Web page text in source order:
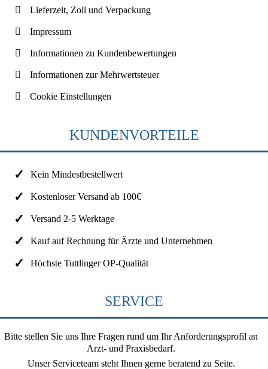
Lieferzeit, Zoll und Verpackung
Impressum
Informationen zu Kundenbewertungen
Informationen zur Mehrwertsteuer
Cookie Einstellungen
KUNDENVORTEILE
Kein Mindestbestellwert
Kostenloser Versand ab 100€
Versand 2-5 Werktage
Kauf auf Rechnung für Ärzte und Unternehmen
Höchste Tuttlinger OP-Qualität
SERVICE
Bitte stellen Sie uns Ihre Fragen rund um Ihr Anforderungsprofil an
Arzt- und Praxisbedarf.
Unser Serviceteam steht Ihnen gerne beratend zu Seite.